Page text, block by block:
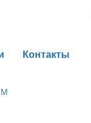
Контакты